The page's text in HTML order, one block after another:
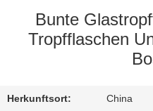
ÜBER
UNS
Bunte
Tropfflaschen
Herkunftsort: China